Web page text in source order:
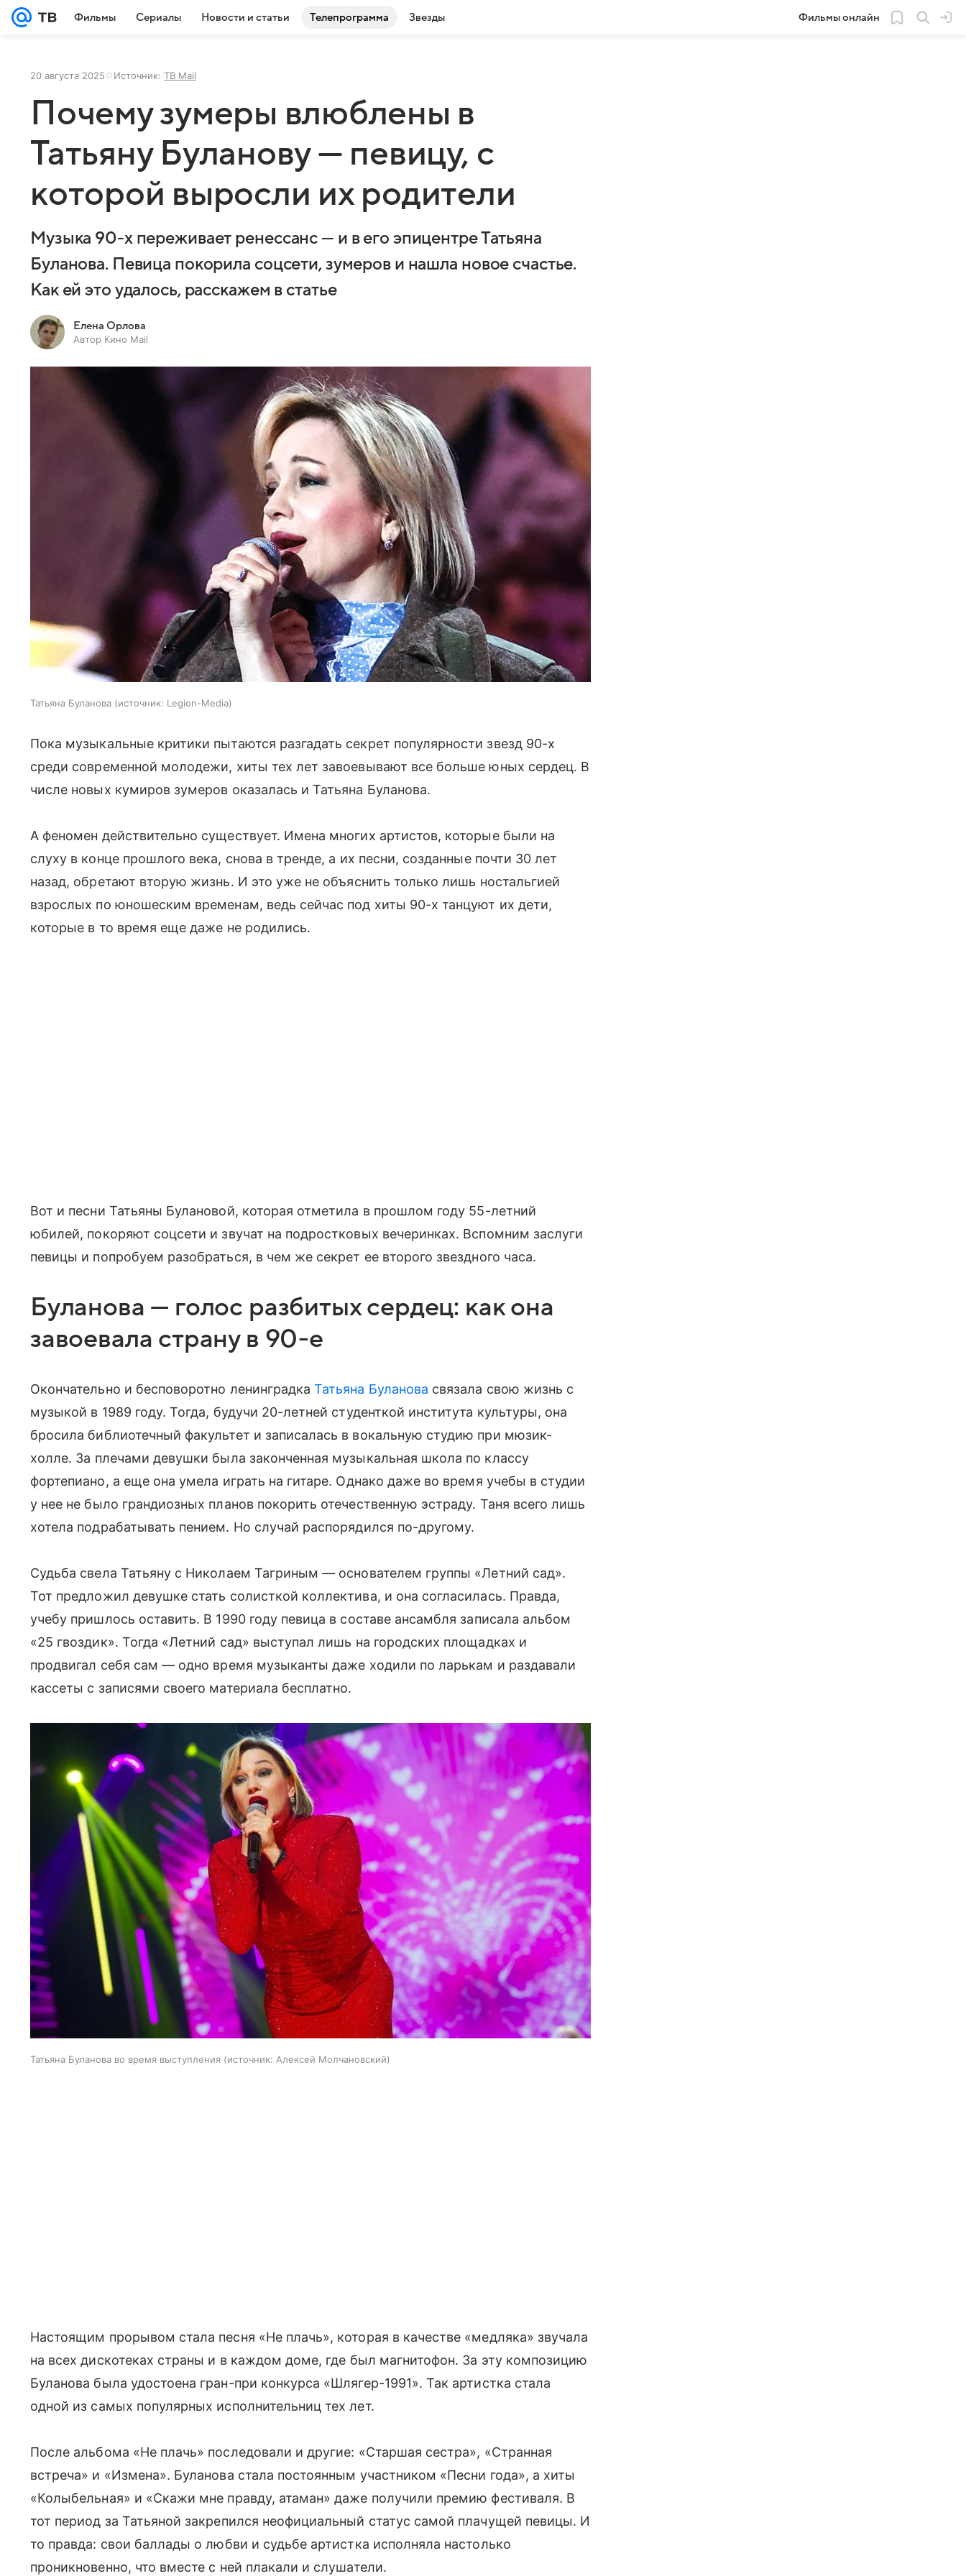
Фильмы Сериалы Новости и статьи Телепрограмма Звезды Фильмы онлайн
20 августа 2025 Источник: ТВ Mail
Почему зумеры влюблены в
Татьяну Буланову — певицу, с
которой выросли их родители
Музыка 90-х переживает ренессанс — и в его эпицентре Татьяна
Буланова. Певица покорила соцсети, зумеров и нашла новое счастье.
Как ей это удалось, расскажем в статье
Елена Орлова
Автор Кино Mail
Татьяна Буланова источник: Legion-Media
Пока музыкальные критики пытаются разгадать секрет популярности звезд 90-х
среди современной молодежи, хиты тех лет завоевывают все больше юных сердец. В
числе новых кумиров зумеров оказалась и Татьяна Буланова.
А феномен действительно существует. Имена многих артистов, которые были на
слуху в конце прошлого века, снова в тренде, а их песни, созданные почти 30 лет
назад, обретают вторую жизнь. И это уже не объяснить только лишь ностальгией
взрослых по юношеским временам, ведь сейчас под хиты 90-х танцуют их дети,
которые в то время еще даже не родились.
Вот и песни Татьяны Булановой, которая отметила в прошлом году 55-летний
юбилей, покоряют соцсети и звучат на подростковых вечеринках. Вспомним заслуги
певицы и попробуем разобраться, в чем же секрет ее второго звездного часа.
Буланова — голос разбитых сердец: как она
завоевала страну в 90-е
Окончательно и бесповоротно ленинградкаТатьяна Буланова связала свою жизнь с
музыкой в 1989 году. Тогда, будучи 20-летней студенткой института культуры, она
бросила библиотечный факультет и записалась в вокальную студию при мюзик-
холле. За плечами девушки была законченная музыкальная школа по классу
фортепиано, а еще она умела играть на гитаре. Однако даже во время учебы в студии
у нее не было грандиозных планов покорить отечественную эстраду. Таня всего лишь
хотела подрабатывать пением. Но случай распорядился по-другому.
Судьба свела Татьяну с Николаем Тагриным — основателем группы «Летний сад».
Тот предложил девушке стать солисткой коллектива, и она согласилась. Правда,
учебу пришлось оставить. В 1990 году певица в составе ансамбля записала альбом
«25 гвоздик». Тогда «Летний сад» выступал лишь на городских площадках и
продвигал себя сам — одно время музыканты даже ходили по ларькам и раздавали
кассеты с записями своего материала бесплатно.
Татьяна Буланова во время выступления источник: Алексей Молчановский
Настоящим прорывом стала песня «Не плачь», которая в качестве «медляка» звучала
на всех дискотеках страны и в каждом доме, где был магнитофон. За эту композицию
Буланова была удостоена гран-при конкурса «Шлягер-1991». Так артистка стала
одной из самых популярных исполнительниц тех лет.
После альбома «Не плачь» последовали и другие: «Старшая сестра», «Странная
встреча» и «Измена». Буланова стала постоянным участником «Песни года», а хиты
«Колыбельная» и «Скажи мне правду, атаман» даже получили премию фестиваля. В
тот период за Татьяной закрепился неофициальный статус самой плачущей певицы. И
то правда: свои баллады о любви и судьбе артистка исполняла настолько
проникновенно, что вместе с ней плакали и слушатели.